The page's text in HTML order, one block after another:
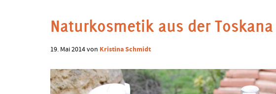
Naturkosmetik aus der Toskana
19. Mai 2014von Kristina Schmidt